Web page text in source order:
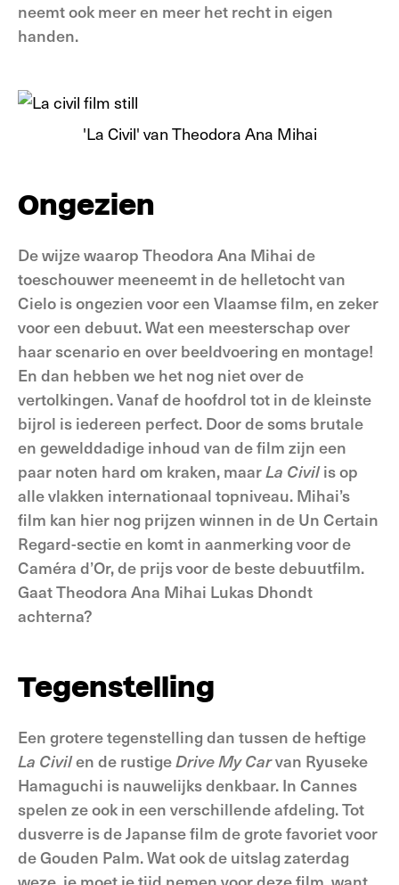
neemt ook meer en meer het recht in eigen
handen.
'La Civil' van Theodora Ana Mihai
Ongezien
De wijze waarop Theodora Ana Mihai de
toeschouwer meeneemt in de helletocht van
Cielo is ongezien voor een Vlaamse film, en zeker
voor een debuut. Wat een meesterschap over
haar scenario en over beeldvoering en montage!
En dan hebben we het nog niet over de
vertolkingen. Vanaf de hoofdrol tot in de kleinste
bijrol is iedereen perfect. Door de soms brutale
en gewelddadige inhoud van de film zijn een
paar noten hard om kraken, maarLa Civilis op
alle vlakken internationaal topniveau. Mihai’s
film kan hier nog prijzen winnen in de Un Certain
Regard-sectie en komt in aanmerking voor de
Caméra d’Or, de prijs voor de beste debuutfilm.
Gaat Theodora Ana Mihai Lukas Dhondt
achterna?
Tegenstelling
Een grotere tegenstelling dan tussen de heftige
La Civilen de rustigeDrive My Carvan Ryuseke
Hamaguchi is nauwelijks denkbaar. In Cannes
spelen ze ook in een verschillende afdeling. Tot
dusverre is de Japanse film de grote favoriet voor
de Gouden Palm. Wat ook de uitslag zaterdag